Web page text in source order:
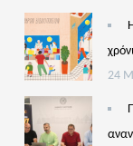
24